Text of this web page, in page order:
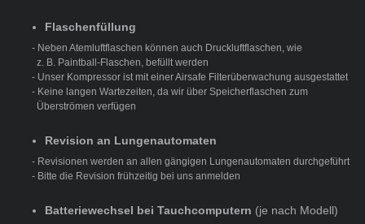
Flaschenfüllung
- Neben Atemluftflaschen können auch Druckluftflaschen, wie
z. B. Paintball-Flaschen, befüllt werden
- Unser Kompressor ist mit einer Airsafe Filterüberwachung ausgestattet
- Keine langen Wartezeiten, da wir über Speicherflaschen zum
Überströmen verfügen
Revision an Lungenautomaten
- Revisionen werden an allen gängigen Lungenautomaten durchgeführt
- Bitte die Revision frühzeitig bei uns anmelden
Batteriewechsel bei Tauchcomputern (je nach Modell)